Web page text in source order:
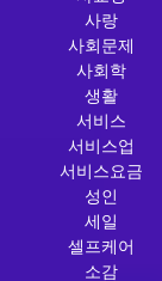
사랑
사회문제
사회학
생활
서비스
서비스업
서비스요금
성인
세일
셀프케어
소감